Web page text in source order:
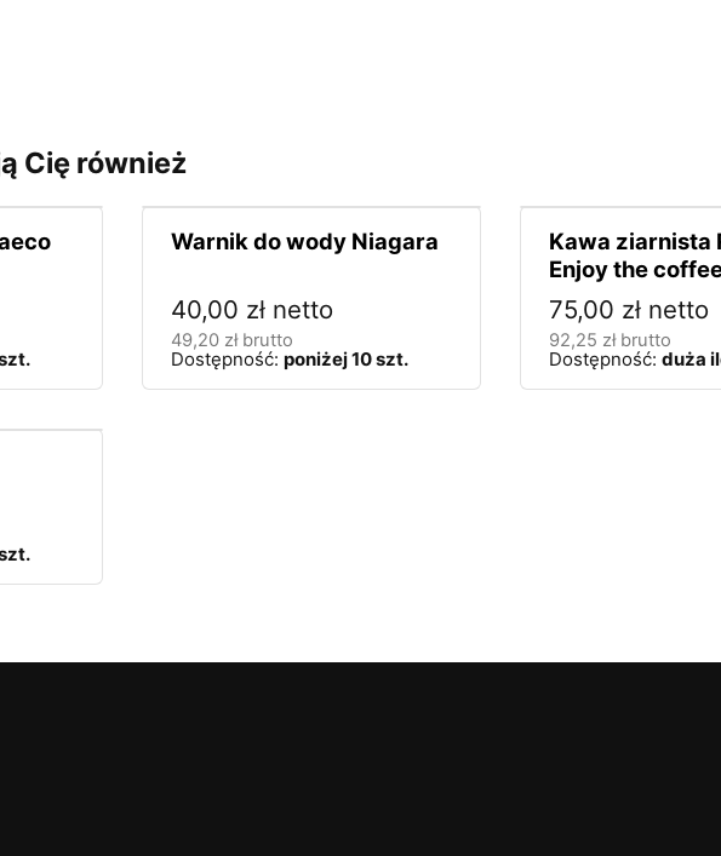
Cię również
Warnik do wody Niagara
40,00 zł netto
49,20 złbrutto
Dostępność: poniżej 10 szt.
Kawa ziarnista
Enjoy the
75,00 zł netto
92,25 złbrutto
Dostępność: duża